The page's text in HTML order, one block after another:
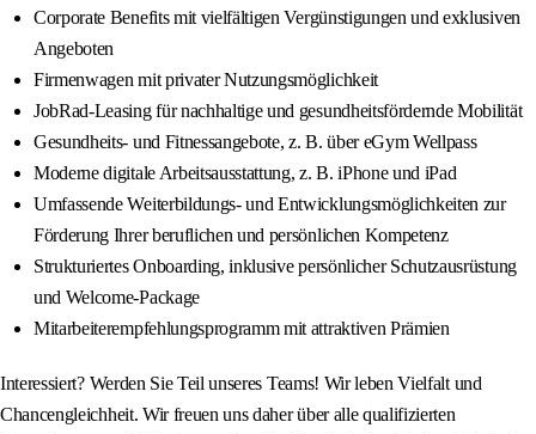
Corporate Benefits mit vielfältigen Vergünstigungen und exklusiven
Angeboten
Firmenwagen mit privater Nutzungsmöglichkeit
JobRad-Leasing für nachhaltige und gesundheitsfördernde Mobilität
Gesundheits- und Fitnessangebote, z. B. über eGym Wellpass
Moderne digitale Arbeitsausstattung, z. B. iPhone und iPad
Umfassende Weiterbildungs- und Entwicklungsmöglichkeiten zur
Förderung Ihrer beruflichen und persönlichen Kompetenz
Strukturiertes Onboarding, inklusive persönlicher Schutzausrüstung
und Welcome-Package
Mitarbeiterempfehlungsprogramm mit attraktiven Prämien
Interessiert? Werden Sie Teil unseres Teams! Wir leben Vielfalt und
Chancengleichheit. Wir freuen uns daher über alle qualifizierten